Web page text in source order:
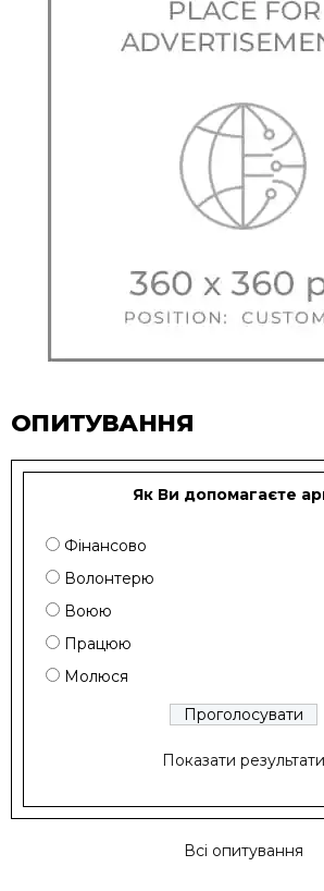
ОПИТУВАННЯ
Як Ви допомагаєте
Фінансово
Волонтерю
Воюю
Працюю
Молюся
Показати результати
Всі опитування